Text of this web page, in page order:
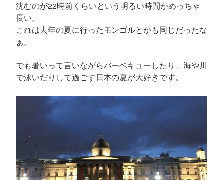
沈むのが22時前くらいという明るい時間がめっちゃ
長い。
これは去年の夏に行ったモンゴルとかも同じだったな
ぁ。
でも暑いって言いながらバーベキューしたり、海や川
で泳いだりして過ごす日本の夏が大好きです。